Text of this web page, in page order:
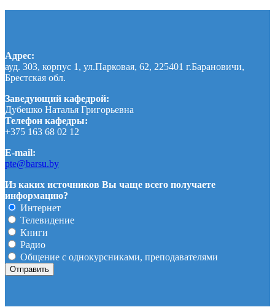
Адрес:
ауд. 303, корпус 1, ул.Парковая, 62, 225401 г.Барановичи,
Брестская обл.
Заведующий кафедрой:
Дубешко Наталья Григорьевна
Телефон кафедры:
+375 163 68 02 12
E-mail:
pte@barsu.by
Из каких источников Вы чаще всего получаете
информацию?
Интернет
Телевидение
Книги
Радио
Общение с однокурсниками, преподавателями